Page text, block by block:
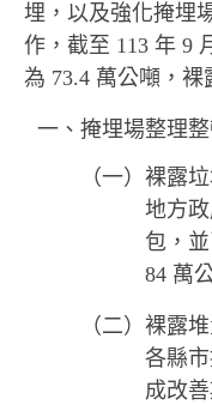
埋，以及強化掩埋
作，截至 113 年 9
為 73.4 萬公噸，裸
一、掩埋場整理
（一）裸露
地方
包，
84 萬
（二）裸露
各縣
成改